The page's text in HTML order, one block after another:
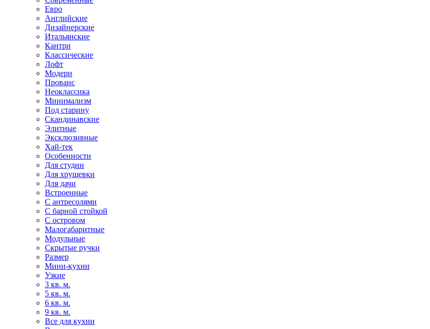
Евро
Английские
Дизайнерские
Итальянские
Кантри
Классические
Лофт
Модерн
Прованс
Неоклассика
Минимализм
Под старину
Скандинавские
Элитные
Эксклюзивные
Хай-тек
Особенности
Для студии
Для хрущевки
Для дачи
Встроенные
С антресолями
С барной стойкой
С островом
Малогабаритные
Модульные
Скрытые ручки
Размер
Мини-кухни
Узкие
3 кв. м.
5 кв. м.
6 кв. м.
9 кв. м.
Все для кухни